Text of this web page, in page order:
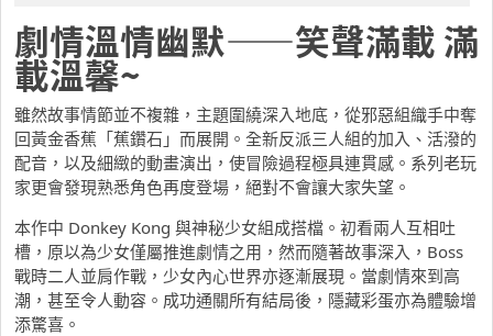
劇情溫情幽默——笑聲滿載 滿
載溫馨~
雖然故事情節並不複雜，主題圍繞深入地底，從邪惡組織手中奪
回黃金香蕉「蕉鑽石」而展開。全新反派三人組的加入、活潑的
配音，以及細緻的動畫演出，使冒險過程極具連貫感。系列老玩
家更會發現熟悉角色再度登場，絕對不會讓大家失望。
本作中 Donkey Kong 與神秘少女組成搭檔。初看兩人互相吐
槽，原以為少女僅屬推進劇情之用，然而隨著故事深入，Boss
戰時二人並肩作戰，少女內心世界亦逐漸展現。當劇情來到高
潮，甚至令人動容。成功通關所有結局後，隱藏彩蛋亦為體驗增
添驚喜。